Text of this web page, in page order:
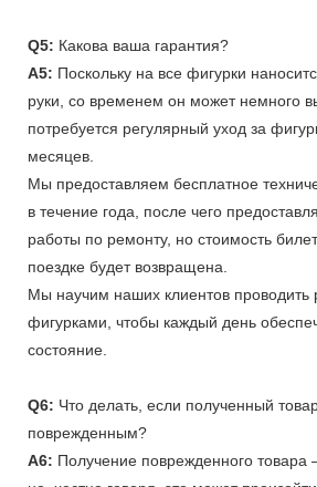
Q5: Какова ваша гарантия?
A5: Поскольку на все фигурки
руки, со временем он может немного
потребуется регулярный уход за
месяцев.
Мы предоставляем бесплатное
в течение года, после чего
работы по ремонту, но стоимость
поездке будет возвращена.
Мы научим наших клиентов проводить
фигурками, чтобы каждый день
состояние.
Q6: Что делать, если полученный
поврежденным?
A6: Получение поврежденного товара